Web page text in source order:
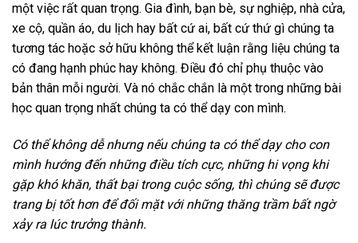
một việc rất quan trọng. Gia đình, bạn bè, sự nghiệp, nhà cửa,
xe cộ, quần áo, du lịch hay bất cứ ai, bất cứ thứ gì chúng ta
tương tác hoặc sở hữu không thể kết luận rằng liệu chúng ta
có đang hạnh phúc hay không. Điều đó chỉ phụ thuộc vào
bản thân mỗi người. Và nó chắc chắn là một trong những bài
học quan trọng nhất chúng ta có thể dạy con mình.
Có thể không dễ nhưng nếu chúng ta có thể dạy cho con
mình hướng đến những điều tích cực, những hi vọng khi
gặp khó khăn, thất bại trong cuộc sống, thì chúng sẽ được
trang bị tốt hơn để đối mặt với những thăng trầm bất ngờ
xảy ra lúc trưởng thành.